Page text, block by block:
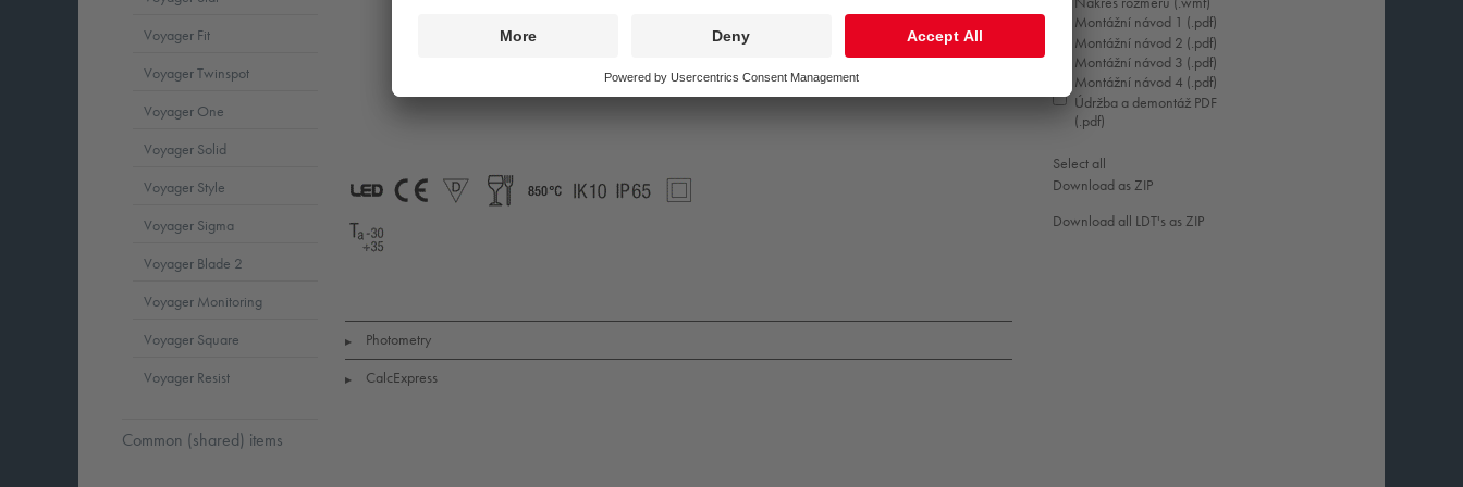
Montážní návod 1 (.pdf)
Montážní návod 2 (.pdf)
Montážní návod 3 (.pdf)
Montážní návod 4 (.pdf)
Údržba a demontáž PDF
(.pdf)
Select all
Download as ZIP
Download all LDT's as ZIP
L90 50000 h při/u 25 °C
5 W Výkonový faktor = 0,63
Kategorie údržby CIE 97: E - Uzavřené IP5X
▶ Photometry
▶ CalcExpress
Voyager Fit
Voyager Twinspot
Voyager One
Voyager Solid
Voyager Style
Voyager Sigma
Voyager Blade 2
Voyager Monitoring
Voyager Square
Voyager Resist
Common (shared) items